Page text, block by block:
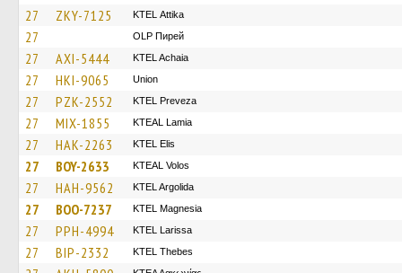
27 ZKY-7125 KΤΕL Αttika
27 OLP Пирей
27 AXI-5444 KTEL Achaia
27 HKI-9065 Union
27 PZK-2552 KTEL Preveza
27 MIX-1855 KTEAL Lamia
27 HAK-2263 KTEL Elis
27 BOY-2633 KTEAL Volos
27 HAH-9562 KTEL Argolida
27 BOO-7237 ΚΤΕL Magnesia
27 PPH-4994 KTEL Larissa
27 BIP-2332 KTEL Thebes